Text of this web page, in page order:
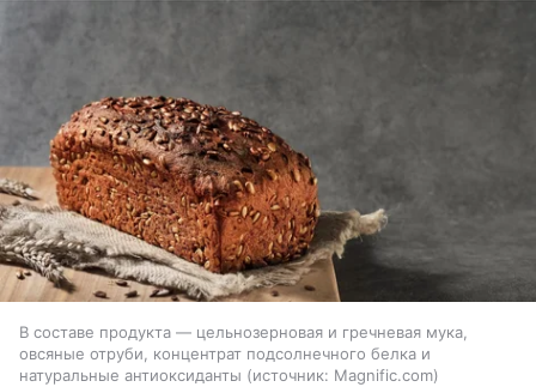
В составе продукта — цельнозерновая и гречневая мука,
овсяные отруби, концентрат подсолнечного белка и
натуральные антиоксиданты
источник: Magnific.com